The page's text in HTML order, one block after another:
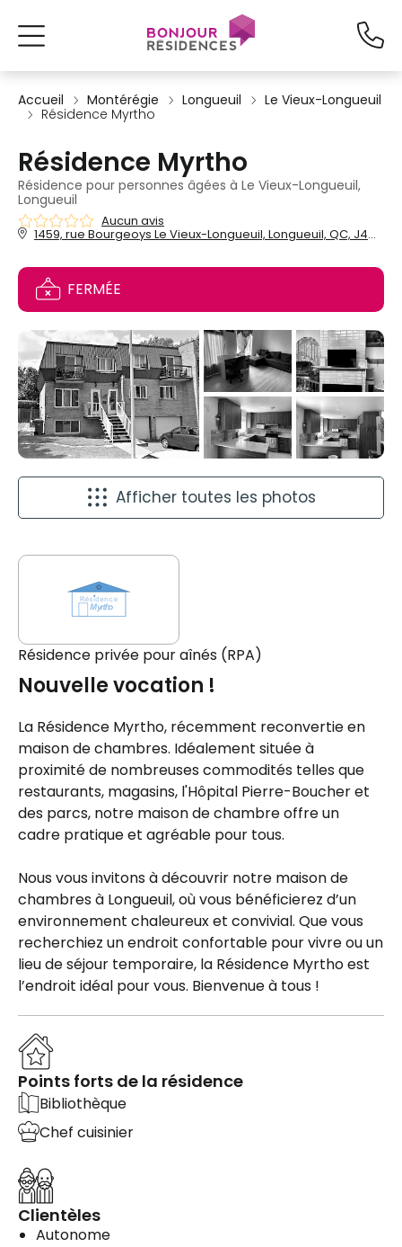
Accueil Montérégie Longueuil
Le Vieux-Longueuil
Résidence Myrtho
Résidence Myrtho
Résidence pour personnes âgées à Le Vieux-Longueuil,
Longueuil
Aucun avis
1459, rue Bourgeoys Le Vieux-Longueuil, Longueuil, QC, J4M 1Z5
FERMÉE
Afficher toutes les photos
Résidence privée pour aînés (RPA)
Nouvelle vocation !
La Résidence Myrtho, récemment reconvertie en
maison de chambres. Idéalement située à
proximité de nombreuses commodités telles que
restaurants, magasins, l'Hôpital Pierre-Boucher et
des parcs, notre maison de chambre offre un
cadre pratique et agréable pour tous.
Nous vous invitons à découvrir notre maison de
chambres à Longueuil, où vous bénéficierez d’un
environnement chaleureux et convivial. Que vous
recherchiez un endroit confortable pour vivre ou un
lieu de séjour temporaire, la Résidence Myrtho est
l’endroit idéal pour vous. Bienvenue à tous !
Points forts de la résidence
Bibliothèque
Chef cuisinier
Clientèles
Autonome